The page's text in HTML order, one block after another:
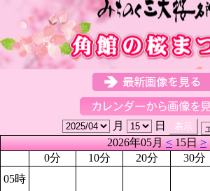
月
日
2026年05月<15日>
0分
10分 20分 30分
05時